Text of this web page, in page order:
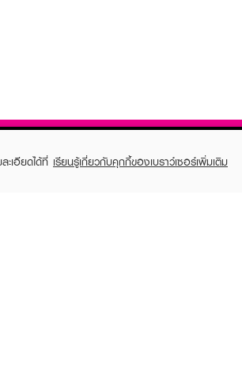
เอียดได้ที่ เรียนรู้เกี่ยวกับคุกกี้ของเบราว์เซอร์เพิ่มเติม